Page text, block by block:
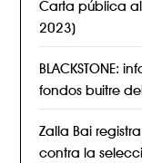
Carta pública al
2023)
BLACKSTONE:
fondos buitre
Zalla Bai
contra la